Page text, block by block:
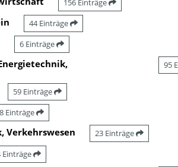
156 Einträge
44 Einträge
6 Einträge
95
59 Einträge
Einträge
Verkehrswesen 23 Einträge
Einträge